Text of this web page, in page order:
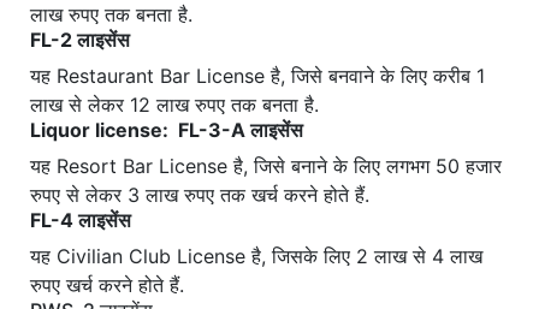
लाख रुपए तक बनता है.
FL-2 लाइसेंस
यह Restaurant Bar License है, जिसे बनवाने के लिए करीब 1
लाख से लेकर 12 लाख रुपए तक बनता है.
Liquor license: FL-3-A लाइसेंस
यह Resort Bar License है, जिसे बनाने के लिए लगभग 50 हजार
रुपए से लेकर 3 लाख रुपए तक खर्च करने होते हैं.
FL-4 लाइसेंस
यह Civilian Club License है, जिसके लिए 2 लाख से 4 लाख
रुपए खर्च करने होते हैं.